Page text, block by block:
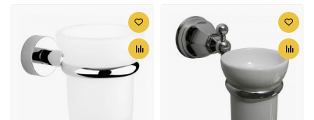
16744 ₽
Полотенцедержатель
49 см Nicolazzi Minimale
1484MCR
16744 ₽
Полотенцедержатель
64 см Nicolazzi Minimale